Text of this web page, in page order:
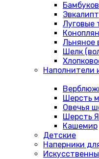
Эвкалипт
Луговые
Льняное
Шелк
Наполнители
Шерсть
Овечья
Шерсть
Кашемир
Детские
Наперники